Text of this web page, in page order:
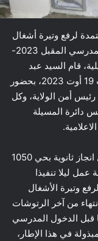
لرفع وتيرة أشغال
انجاز مشاريع قطاع التربية تحضيرا للدخول المدرسي المقبل 2023-
قام السيد عبد
القادر جلاوي والي الولاية أمسية اليوم السبت 19 أوت 2023، بحضور
أمن الولاية، وكل
دائرة المسيلة
: بزيارة وتفقد سيرورة أشغال انجاز ثانوية بحي 1050
ليلا تنفيذا
وتيرة الأشغال
من آخر الرتوشات
قبل الدخول المدرسي
في هذا الإطار،